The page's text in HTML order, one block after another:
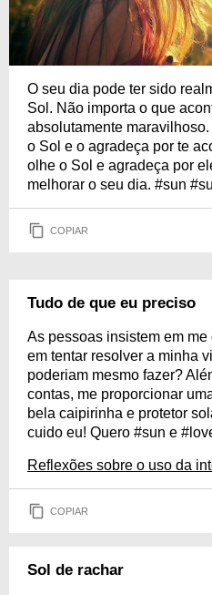
O seu dia pode ter sido
Sol. Não importa o que
absolutamente
o Sol e o agradeça por te
olhe o Sol e agradeça por
melhorar o seu dia. #sun
COPIAR
Tudo de que eu preciso
As pessoas insistem em
em tentar resolver a minha
poderiam mesmo fazer?
contas, me proporcionar
bela caipirinha e protetor
cuido eu! Quero #sun e
Reflexões sobre o uso da
COPIAR
Sol de rachar